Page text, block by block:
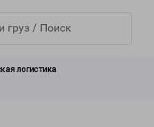
логистика